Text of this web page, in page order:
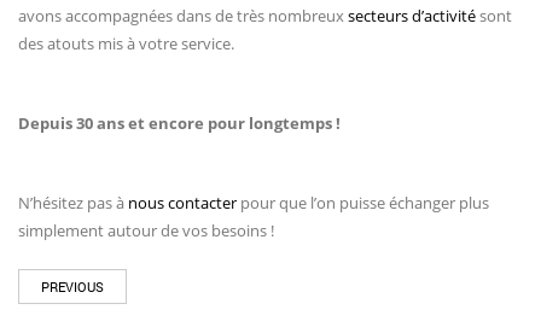
avons accompagnées dans de très nombreuxsecteurs d’activitésont
des atouts mis à votre service.
Depuis 30 ans et encore pour longtemps !
N’hésitez pas à nous contacter pour que l’on puisse échanger plus
simplement autour de vos besoins !
PREVIOUS